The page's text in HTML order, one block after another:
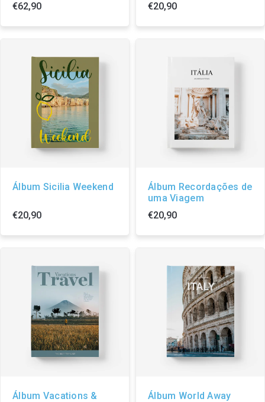
€62,90 €20,90
Álbum Sicilia Weekend
€20,90
Álbum Recordações de
uma Viagem
€20,90
Álbum Vacations &
Álbum World Away